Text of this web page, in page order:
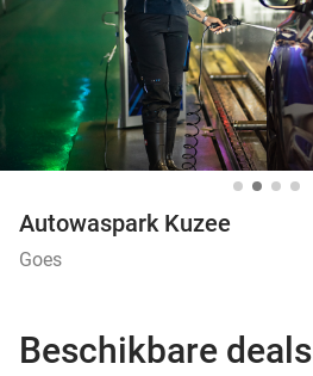
Autowaspark Kuzee
Goes
Beschikbare deals